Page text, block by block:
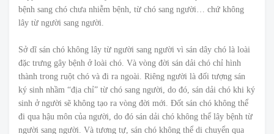
bệnh sang chó chưa nhiễm bệnh, từ chó sang người… chứ không
lây từ người sang người.
Sở dĩ sán chó không lây từ người sang người vì sán dây chó là loài
đặc trưng gây bệnh ở loài chó. Và vòng đời sán dải chó chỉ hình
thành trong ruột chó và đi ra ngoài. Riêng người là đối tượng sán
ký sinh nhầm “địa chỉ” từ chó sang người, do đó, sán dải chó khi ký
sinh ở người sẽ không tạo ra vòng đời mới. Đốt sán chó không thể
đi qua hậu môn của người, do đó sán dải chó không thể lây bệnh từ
người sang người. Và tương tự, sán chó không thể di chuyển qua